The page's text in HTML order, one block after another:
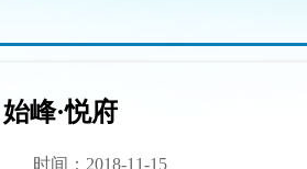
始峰·悦府
时间：2018-11-15